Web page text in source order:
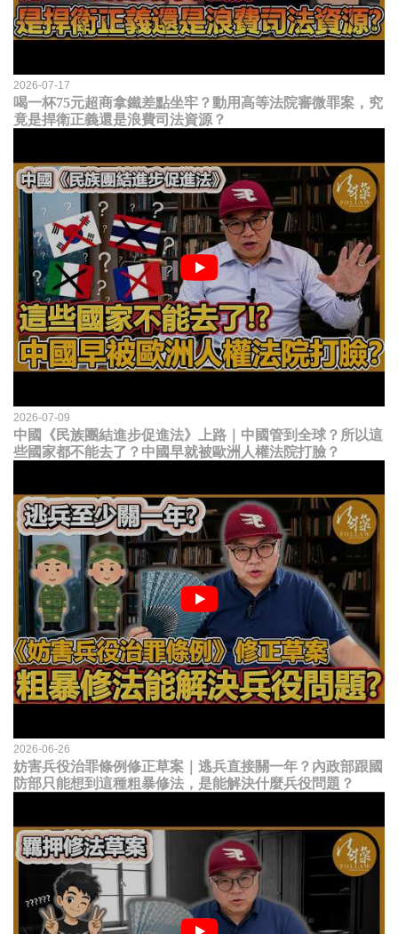
2026-07-17
喝一杯75元超商拿鐵差點坐牢？動用高等法院審微罪案，究
竟是捍衛正義還是浪費司法資源？
2026-07-09
中國《民族團結進步促進法》上路｜中國管到全球？所以這
些國家都不能去了？中國早就被歐洲人權法院打臉？
2026-06-26
妨害兵役治罪條例修正草案｜逃兵直接關一年？內政部跟國
防部只能想到這種粗暴修法，是能解決什麼兵役問題？